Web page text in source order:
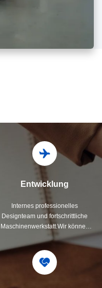
Entwicklung
Internes professionelles
Designteam und fortschrittliche
Maschinenwerkstatt.Wir können
bei der Entwicklung der von Ihnen
benötigten Produkte
zusammenarbeiten.